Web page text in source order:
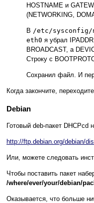
HOSTNAME и
(NETWORKING,
В /etc/
eth0 я убрал
BROADCAST, а
Строку с
Сохранил файл. И
Когда закончите,
Debian
Готовый deb-пакет DHCPcd
http://ftp.debian.org/debian/
Или, можете следовать
Чтобы поставить пакет
/where/ever/your/debian/
Оказывается, что больше